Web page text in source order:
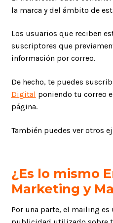
la marca y del ámbito de
Los usuarios que reciben
suscriptores que
información por correo.
De hecho, te puedes
Digital poniendo tu correo
página.
También puedes ver otros
¿Es lo mismo
Marketing y
Por una parte, el mailing